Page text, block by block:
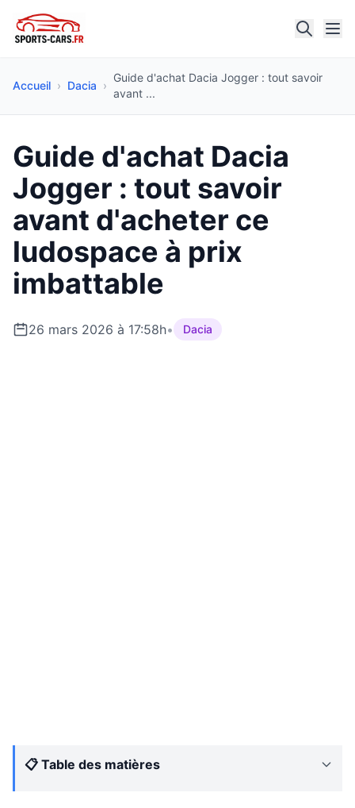
Accueil › Dacia ›
Guide d'achat Dacia Jogger : tout savoir
avant ...
Guide d'achat Dacia
Jogger : tout savoir
avant d'acheter ce
ludospace à prix
imbattable
26 mars 2026 à 17:58h• Dacia
📋 Table des matières